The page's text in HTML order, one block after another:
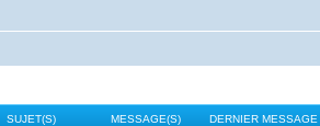
SUJET(S) MESSAGE(S) DERNIER MESSAGE